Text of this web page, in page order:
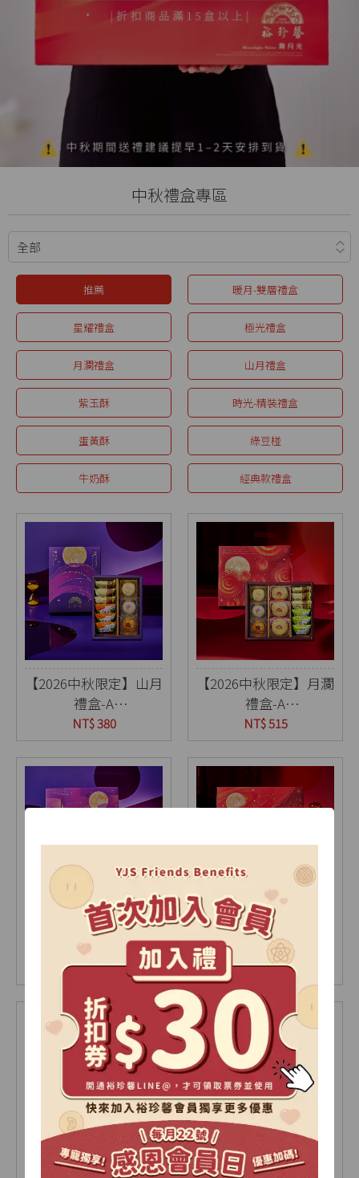
中秋禮盒專區
推薦 暖月-雙層禮盒
星耀禮盒 極光禮盒
月瀾禮盒 山月禮盒
紫玉酥 時光-精裝禮盒
蛋黃酥 綠豆椪
牛奶酥 經典款禮盒
【2026中秋限定】山月
禮盒-A
9入(盒)
NT$ 380
【2026中秋限定】月瀾
禮盒-A
12入(盒)
NT$ 515
【2026中秋限定】極光
禮盒-A
15入(盒)
NT$ 735
【2026中秋限定】星耀
禮盒-A
18入(盒)
NT$ 905
【2026中秋限定】暖
烏豆沙蛋黃酥禮盒